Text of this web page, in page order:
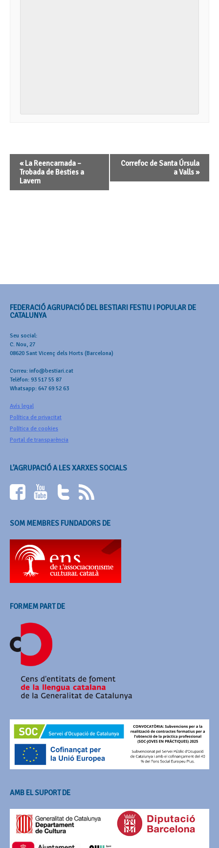
Navegació
d'Esdeveniment
«La Reencarnada –
Trobada de Bèsties a
Lavern
Correfoc de Santa Úrsula
a Valls»
FEDERACIÓ AGRUPACIÓ DEL BESTIARI FESTIU I POPULAR DE
CATALUNYA
Seu social:
C. Nou, 27
08620 Sant Vicenç dels Horts (Barcelona)
Correu: info@bestiari.cat
Telèfon: 93 517 55 87
Whatsapp: 647 69 52 63
Avís legal
Política de privacitat
Política de cookies
Portal de transparència
L’AGRUPACIÓ A LES XARXES SOCIALS
SOM MEMBRES FUNDADORS DE
FORMEM PART DE
AMB EL SUPORT DE